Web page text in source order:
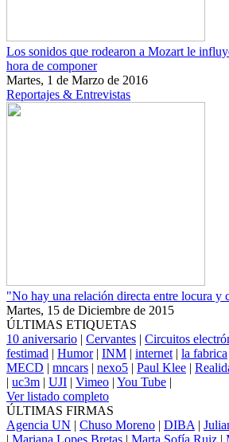
Los sonidos que rodearon a Mozart le
hora de componer
Martes, 1 de Marzo de 2016
Reportajes & Entrevistas
"No hay una relación directa entre locura y
Martes, 15 de Diciembre de 2015
ÚLTIMAS ETIQUETAS
10 aniversario | Cervantes | Circuitos
festimad | Humor| INM | internet | la fabrica
MECD | mncars | nexo5 | Paul Klee |
| uc3m | UJI | Vimeo | You Tube |
Ver listado completo
ÚLTIMAS FIRMAS
Agencia UN | Chuso Moreno | DIBA |
| Mariana Lopes Bretas | Marta Sofía Ruiz |